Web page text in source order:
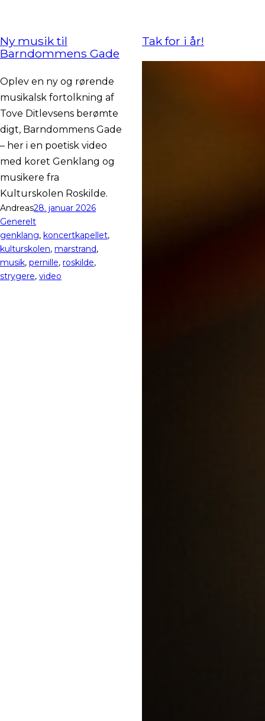
Ny musik til
Barndommens Gade
Oplev en ny og rørende
musikalsk fortolkning af
Tove Ditlevsens berømte
digt, Barndommens Gade
– her i en poetisk video
med koret Genklang og
musikere fra
Kulturskolen Roskilde.
Andreas28. januar 2026
Generelt
genklang, koncertkapellet
kulturskolen, marstrand
musik, pernille, roskilde
strygere, video
Tak for i år!